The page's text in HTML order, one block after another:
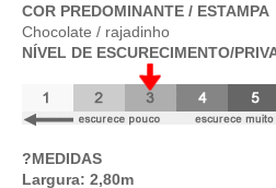
COR PREDOMINANTE / ESTAMPA
Chocolate / rajadinho
NÍVEL DE ESCURECIMENTO/
?MEDIDAS
Largura: 2,80m